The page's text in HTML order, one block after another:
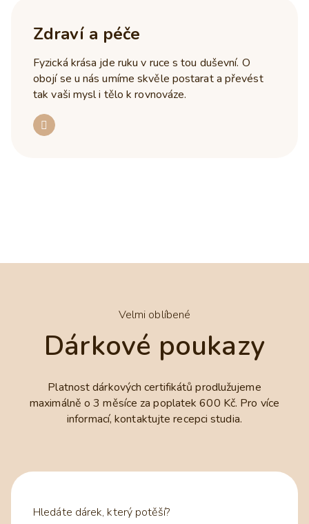
Zdraví a péče
Fyzická krása jde ruku v ruce s tou duševní. O
obojí se u nás umíme skvěle postarat a převést
tak vaši mysl i tělo k rovnováze.
Velmi oblíbené
Dárkové poukazy
Platnost dárkových certifikátů prodlužujeme
maximálně o 3 měsíce za poplatek 600 Kč. Pro více
informací, kontaktujte recepci studia.
Hledáte dárek, který potěší?